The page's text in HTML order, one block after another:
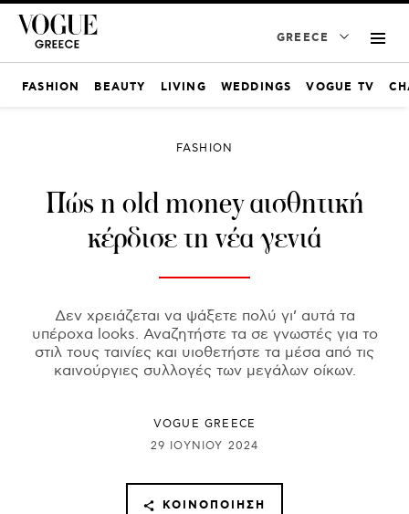
GREECE
FASHION BEAUTY LIVING WEDDINGS VOGUE TV
FASHION
Πώς η old money αισθητική
κέρδισε τη νέα γενιά
Δεν χρειάζεται να ψάξετε πολύ γι’ αυτά τα
υπέροχα looks. Αναζητήστε τα σε γνωστές για το
στιλ τους ταινίες και υιοθετήστε τα μέσα από τις
καινούργιες συλλογές των μεγάλων οίκων.
VOGUE GREECE
29 ΙΟΥΝΊΟΥ 2024
ΚΟΙΝΟΠΟΊΗΣΗ